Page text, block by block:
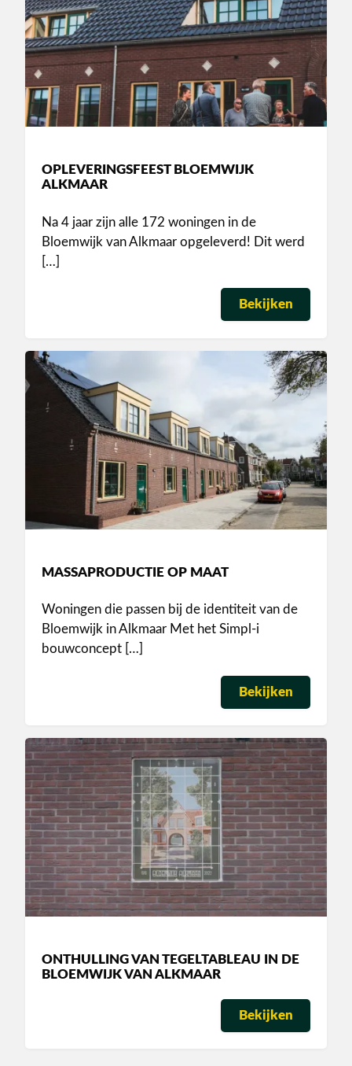
OPLEVERINGSFEEST BLOEMWIJK
ALKMAAR
Na 4 jaar zijn alle 172 woningen in de
Bloemwijk van Alkmaar opgeleverd! Dit werd
[…]
Bekijken
MASSAPRODUCTIE OP MAAT
Woningen die passen bij de identiteit van de
Bloemwijk in Alkmaar Met het Simpl-i
bouwconcept […]
Bekijken
ONTHULLING VAN TEGELTABLEAU IN DE
BLOEMWIJK VAN ALKMAAR
Bekijken